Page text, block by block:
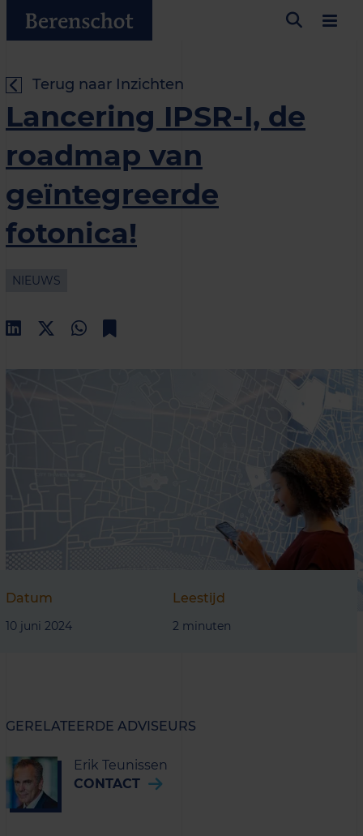
Terug naar Inzichten
Lancering IPSR-I, de
roadmap van
geïntegreerde
fotonica!
NIEUWS
Datum
10 juni 2024
Leestijd
2 minuten
GERELATEERDE ADVISEURS
Erik Teunissen
CONTACT